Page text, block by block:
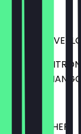
ORANGE
ORANGE,
PFEFFER,
PINK PANTHER